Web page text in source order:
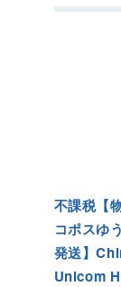
不課税【
コポスゆ
発送】
Unicom